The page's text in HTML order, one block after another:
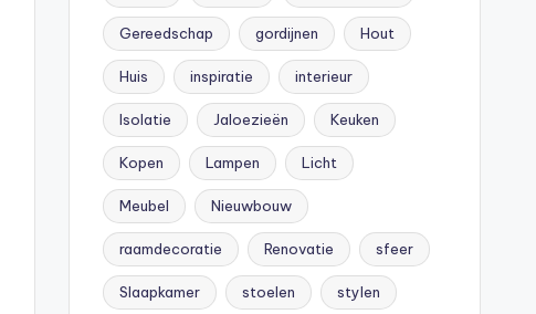
Gereedschap gordijnen Hout
Huis inspiratie interieur
Isolatie Jaloezieën Keuken
Kopen Lampen Licht
Meubel Nieuwbouw
raamdecoratie Renovatie sfeer
Slaapkamer stoelen stylen